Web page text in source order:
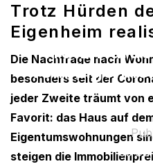
Trotz
vom
30
Trotz Hürden
Eigenheim
Die Nachfrage nach
besonders seit der
jeder Zweite träumt von
Favorit: das Haus auf
Eigentumswohnungen
steigen die